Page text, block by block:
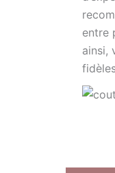
entre
ainsi,